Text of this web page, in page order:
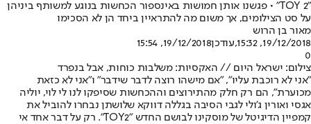
"TOY 2" • פגשנו אותן חמושות באינספור הכחשות בנוגע למשותף ביניהן
על סט הצילומים, אך משום מה להתראיין ביחד הן לא הסכימו
מאור בן הרוש
19/12/2018, 15:32
,עודכן19/12/2018, 15:54
0
צילום: ישראל היום // האקסיות: משלבות כוחות, אבל בנפרד
"אני לא רוכבת עליו", "אם מישהו רוצה לדבר שידבר" ו"אני לא כזאת
מכוערת", הם רק חלק מהתירוצים וההכחשות שסיפקו לנו לי לוי, יוליה
אגסי ואורין ג'ולי לגבי הסיבה בגללה דווקא שלושתן נבחרו להוביל את
קמפיין הדיגיטל של מוסקינו לבושם החדש "TOY2". רק על דבר אחד אי